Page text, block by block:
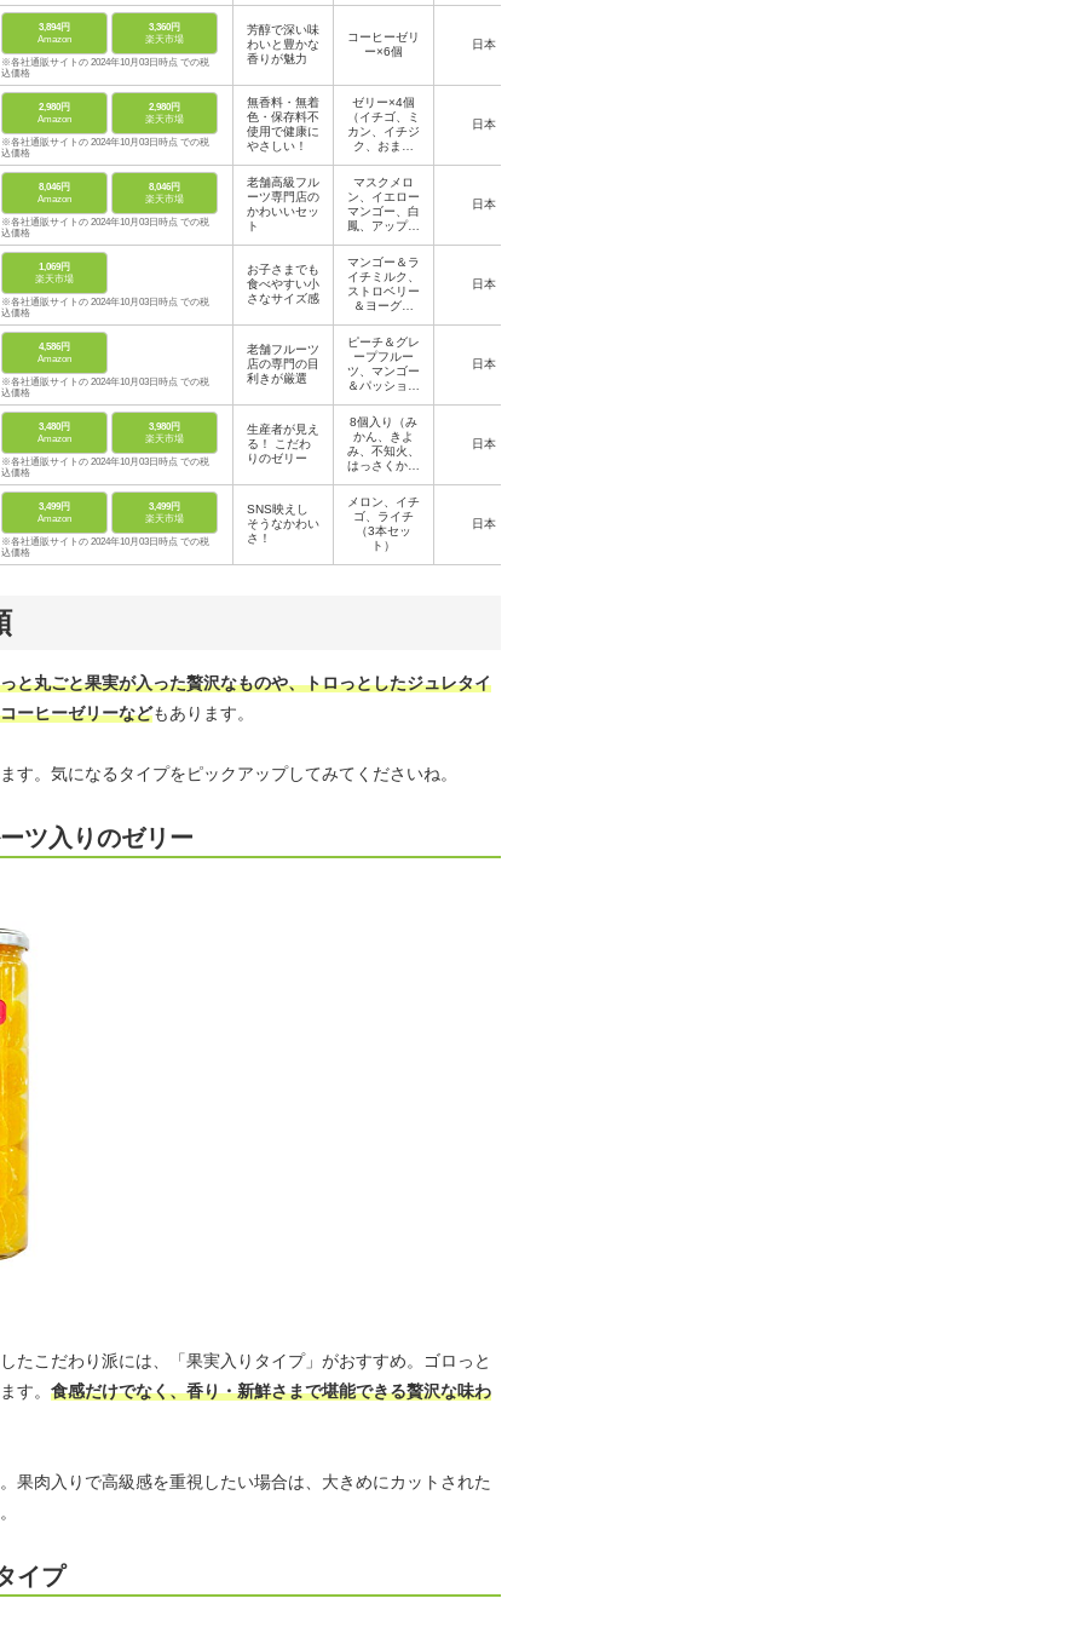
3,894円
Amazon
3,360円
楽天市場
※各社通販サイトの 2024年10月03日時点 での税
込価格
芳醇で深い味
わいと豊かな
香りが魅力
コーヒーゼリ
ー×6個
日本
2,980円
Amazon
2,980円
楽天市場
※各社通販サイトの 2024年10月03日時点 での税
込価格
無香料・無着
色・保存料不
使用で健康に
やさしい！
ゼリー×4個
（イチゴ、ミ
カン、イチジ
ク、おまか
フルーツミッ
クス×1個
日本
8,046円
Amazon
8,046円
楽天市場
※各社通販サイトの 2024年10月03日時点 での税
込価格
老舗高級フル
ーツ専門店の
かわいいセッ
ト
マスクメロ
ン、イエロー
マンゴー、白
鳳、アップル
1個、白桃、
西瓜×各2個
日本
1,069円
楽天市場
※各社通販サイトの 2024年10月03日時点 での税
込価格
お子さまでも
食べやすい小
さなサイズ感
マンゴー＆ラ
イチミルク、
ストロベリー
＆ヨーグル
プフルーツ、
レモン＆ライ
ム、ベリー＆
ベリー（各2
個）
日本
4,586円
Amazon
※各社通販サイトの 2024年10月03日時点 での税
込価格
老舗フルーツ
店の専門の目
利きが厳選
ピーチ＆グレ
ープフルー
ツ、マンゴー
＆パッション
ラスミック
ス、トマト、
アップル＆オ
レンジ各2個
日本
3,480円
Amazon
3,980円
楽天市場
※各社通販サイトの 2024年10月03日時点 での税
込価格
生産者が見え
る！ こだわ
りのゼリー
8個入り（み
かん、きよ
み、不知火、
はっさくから
日本
3,499円
Amazon
3,499円
楽天市場
※各社通販サイトの 2024年10月03日時点 での税
込価格
SNS映えし
そうなかわい
さ！
メロン、イチ
ゴ、ライチ
（3本セッ
ト）
日本
と丸ごと果実が入った贅沢なものや、トロっとしたジュレタイ
ーヒーゼリーなどもあります。
す。気になるタイプをピックアップしてみてくださいね。
ツ入りのゼリー
たこだわり派には、「果実入りタイプ」がおすすめ。ゴロっと
す。 食感だけでなく、香り・新鮮さまで堪能できる贅沢な味わ
果肉入りで高級感を重視したい場合は、大きめにカットされた
イプ